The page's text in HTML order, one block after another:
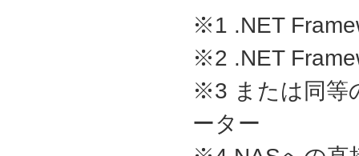
※1 .NET
※2 .NET
※3 または同等
ーター